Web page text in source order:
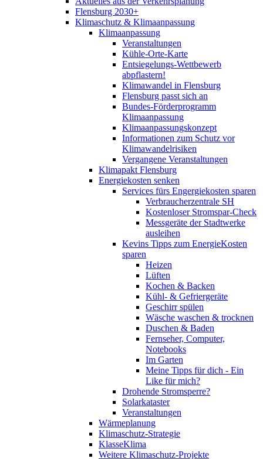
Flensburg 2030+
Klimaschutz & Klimaanpassung
Klimaanpassung
Veranstaltungen
Kühle-Orte-Karte
Entsiegelungs-Wettbewerb
abpflastern!
Klimawandel in Flensburg
Flensburg passt sich an
Bundes-Förderprogramm
Klimaanpassung
Klimaanpassungskonzept
Informationen zum Schutz vor
Klimawandelrisiken
Vergangene Veranstaltungen
Klimapakt Flensburg
Energiekosten senken
Services fürs Engergiekosten sparen
Verbraucherzentrale SH
Kostenloser Stromspar-Check
Messgeräte der Stadtwerke
ausleihen
Kevins Tipps zum EnergieKosten
sparen
Heizen
Lüften
Kochen & Backen
Kühl- & Gefriergeräte
Geschirr spülen
Wäsche waschen & trocknen
Duschen & Baden
Fernseher, Computer,
Notebooks
Im Garten
Meine Tipps für dich - Ein
Like für mich?
Drohende Stromsperre?
Solarkataster
Veranstaltungen
Wärmeplanung
Klimaschutz-Strategie
KlasseKlima
Weitere Klimaschutz-Projekte